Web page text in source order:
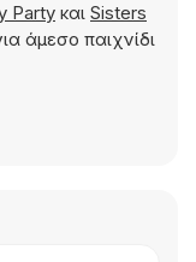
Party και Sisters
άμεσο παιχνίδι